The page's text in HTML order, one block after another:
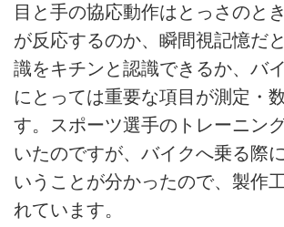
目と手の協応動作はとっさのと
が反応するのか、瞬間視記憶だ
識をキチンと認識できるか、バ
にとっては重要な項目が測定・
す。スポーツ選手のトレーニン
いたのですが、バイクへ乗る際
いうことが分かったので、製作
れています。